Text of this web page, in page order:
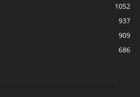
1052
937
909
686